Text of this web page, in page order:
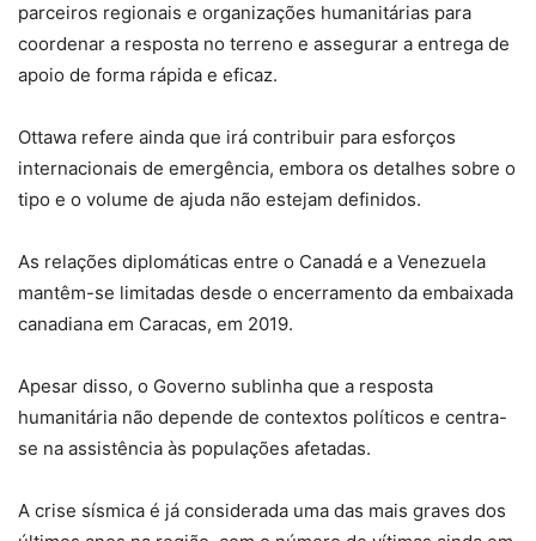
parceiros regionais e organizações humanitárias para
coordenar a resposta no terreno e assegurar a entrega de
apoio de forma rápida e eficaz.
Ottawa refere ainda que irá contribuir para esforços
internacionais de emergência, embora os detalhes sobre o
tipo e o volume de ajuda não estejam definidos.
As relações diplomáticas entre o Canadá e a Venezuela
mantêm-se limitadas desde o encerramento da embaixada
canadiana em Caracas, em 2019.
Apesar disso, o Governo sublinha que a resposta
humanitária não depende de contextos políticos e centra-
se na assistência às populações afetadas.
A crise sísmica é já considerada uma das mais graves dos